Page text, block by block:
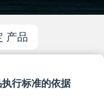
产品
行标准的依据